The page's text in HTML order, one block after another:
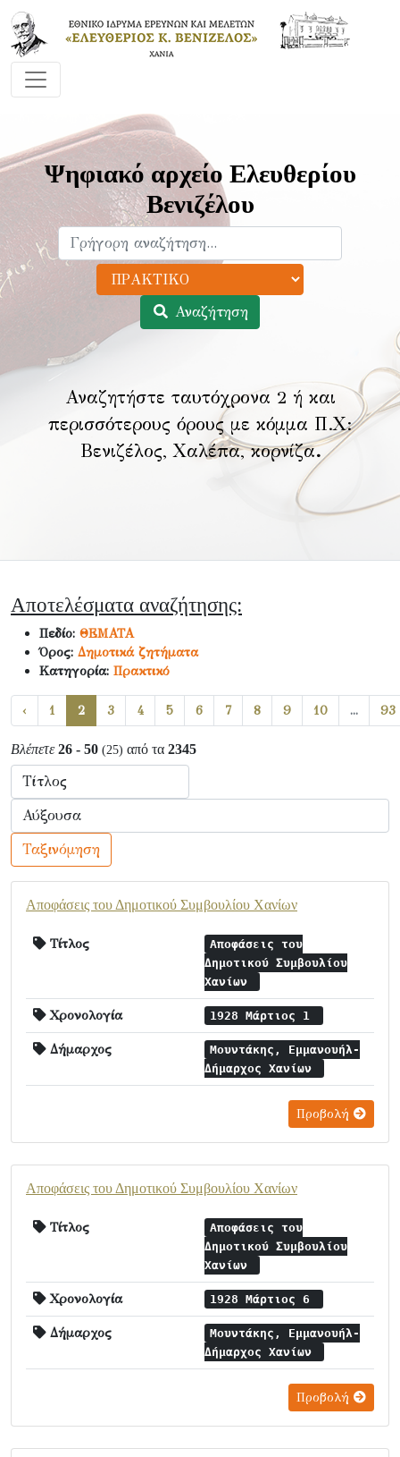
Ψηφιακό αρχείο Ελευθερίου
Βενιζέλου
Αναζήτηση
Αναζητήστε ταυτόχρονα 2 ή και
περισσότερους όρους με κόμμα Π.Χ:
Βενιζέλος, Χαλέπα, κορνίζα.
Αποτελέσματα αναζήτησης:
Πεδίο: ΘΕΜΑΤΑ
Όρος: Δημοτικά ζητήματα
Κατηγορία: Πρακτικό
‹ 1 2 3 4 5 6 7 8 9 10 ... 93
Βλέπετε 26 - 50 (25) από τα 2345
Ταξινόμηση
Αποφάσεις του Δημοτικού Συμβουλίου Χανίων
Τίτλος
Αποφάσεις του
Δημοτικού Συμβουλίου
Χανίων
Χρονολογία 1928 Μάρτιος 1
Δήμαρχος
Μουντάκης, Εμμανουήλ-
Δήμαρχος Χανίων
Προβολή
Αποφάσεις του Δημοτικού Συμβουλίου Χανίων
Τίτλος
Αποφάσεις του
Δημοτικού Συμβουλίου
Χανίων
Χρονολογία 1928 Μάρτιος 6
Δήμαρχος
Μουντάκης, Εμμανουήλ-
Δήμαρχος Χανίων
Προβολή